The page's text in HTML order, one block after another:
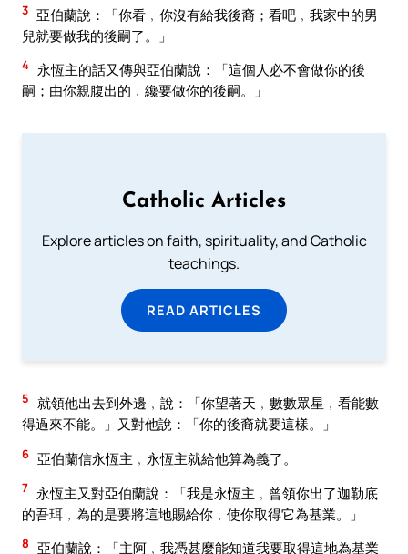
3 亞伯蘭說：「你看﹐你沒有給我後裔；看吧﹐我家中的男
兒就要做我的後嗣了。」
4 永恆主的話又傳與亞伯蘭說：「這個人必不會做你的後
嗣；由你親腹出的﹐纔要做你的後嗣。」
Catholic Articles
Explore articles on faith, spirituality, and Catholic
teachings.
READ ARTICLES
5 就領他出去到外邊﹐說：「你望著天﹐數數眾星﹐看能數
得過來不能。」又對他說：「你的後裔就要這樣。」
6 亞伯蘭信永恆主﹐永恆主就給他算為義了。
7 永恆主又對亞伯蘭說：「我是永恆主﹐曾領你出了迦勒底
的吾珥﹐為的是要將這地賜給你﹐使你取得它為基業。」
8 亞伯蘭說：「主阿﹐我憑甚麼能知道我要取得這地為基業